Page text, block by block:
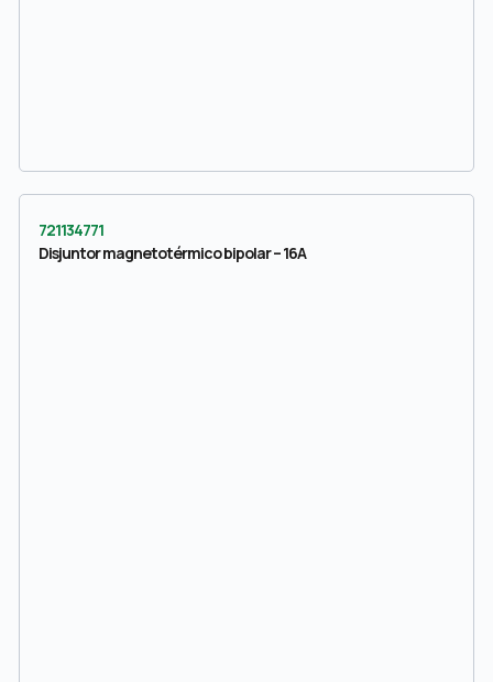
721134771
Disjuntor magnetotérmico bipolar – 16A